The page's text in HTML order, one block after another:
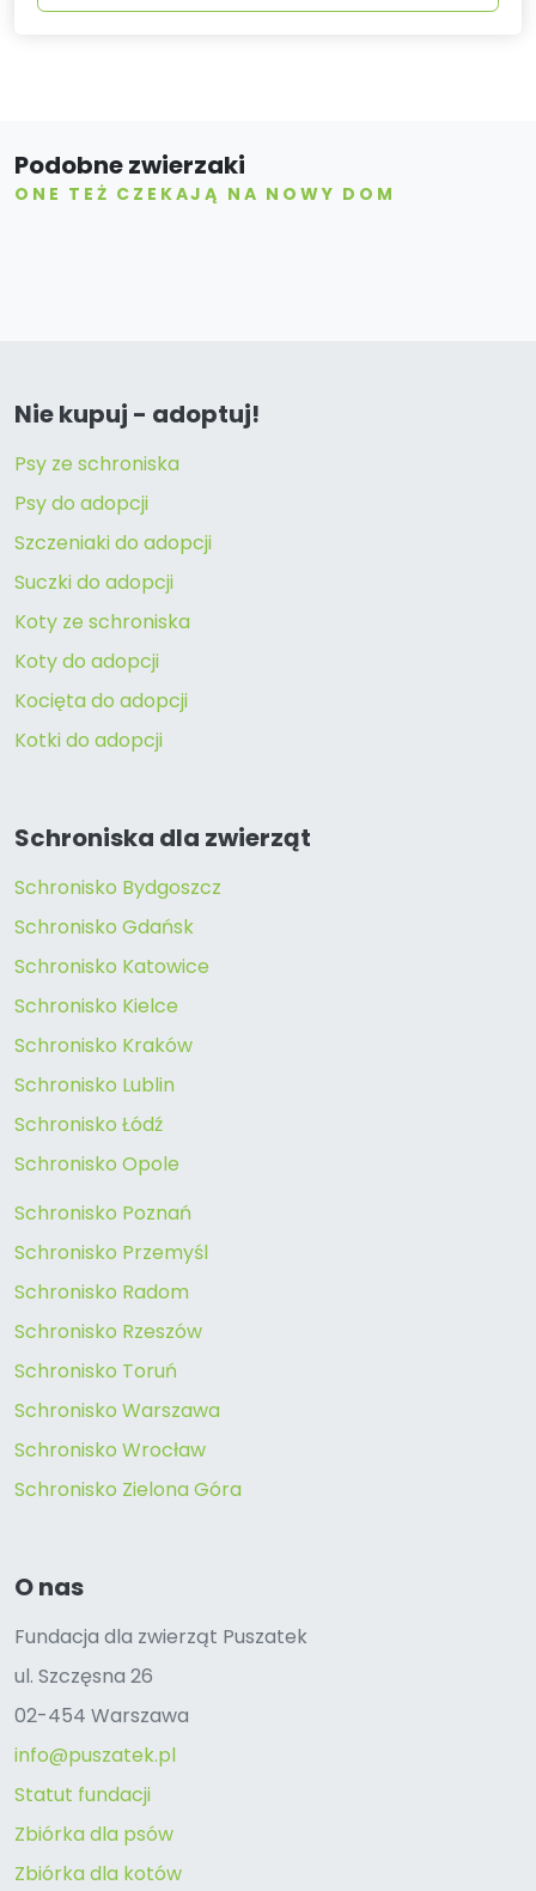
Podobne zwierzaki
ONE TEŻ CZEKAJĄ NA NOWY DOM
Nie kupuj - adoptuj!
Psy ze schroniska
Psy do adopcji
Szczeniaki do adopcji
Suczki do adopcji
Koty ze schroniska
Koty do adopcji
Kocięta do adopcji
Kotki do adopcji
Schroniska dla zwierząt
Schronisko Bydgoszcz
Schronisko Gdańsk
Schronisko Katowice
Schronisko Kielce
Schronisko Kraków
Schronisko Lublin
Schronisko Łódź
Schronisko Opole
Schronisko Poznań
Schronisko Przemyśl
Schronisko Radom
Schronisko Rzeszów
Schronisko Toruń
Schronisko Warszawa
Schronisko Wrocław
Schronisko Zielona Góra
O nas
Fundacja dla zwierząt Puszatek
ul. Szczęsna 26
02-454 Warszawa
info@puszatek.pl
Statut fundacji
Zbiórka dla psów
Zbiórka dla kotów